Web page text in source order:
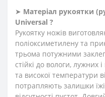
➤ Матеріал рукоятки (
Universal ?
Рукоятку ножів
поліоксиметилену та
трьома потужними
стійкі до вологи, лужних
та високої температури
потрапляють залишки